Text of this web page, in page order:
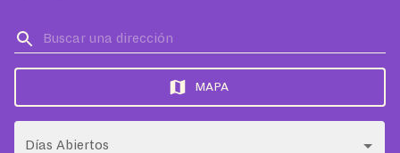
MAPA
Días Abiertos